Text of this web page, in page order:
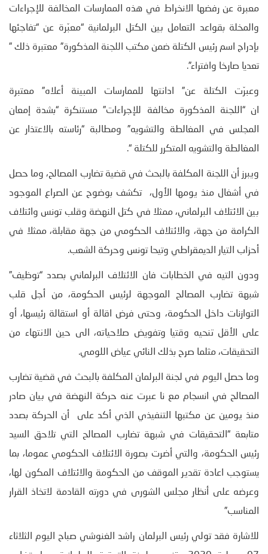
معبرة عن رفضها الانخراط في هذه الممارسات المخالفة للإجراءات
والمخلة بقواعد التعامل بين الكتل البرلمانية “معبّرة عن “تفاجئها
بإدراج اسم رئيس الكتلة ضمن مكتب اللجنة المذكورة” معتبرة ذلك ”
تعديا صارخا وافتراء”.
وعبرّت الكتلة عن” ادانتها للممارسات المبينة أعلاه” معتبرة
ان “اللجنة المذكورة مخالفة للإجراءات” مستنكرة “بشدة إمعان
المجلس في المغالطة والتشويه” ومطالبة “رئاسته بالاعتذار عن
المغالطة والتشويه المتكرر للكتلة “.
ويبرز أن اللجنة المكلفة بالبحث في قضية تضارب المصالح، وما حصل
في أشغال منذ يومها الأول، تكشف بوضوح عن الصراع الموجود
بين الائتلاف البرلماني، ممثلا في كتل النهضة وقلب تونس وائتلاف
الكرامة من جهة، والائتلاف الحكومي من جهة مقابلة، ممثلا في
أحزاب التيار الديمقراطي وتيحا تونس وحركة الشعب.
ودون التيه في الخطابات فان الائتلاف البرلماني بصدد “توظيف”
شبهة تضارب المصالح الموجهة لرئيس الحكومة، من أجل قلب
التوازنات داخل الحكومة، وحتى فرض اقالة أو استقالة رئيسها، أو
على الأقل تنحيه وقتيا وتفويض صلاحياته، الى حين الانتهاء من
التحقيقات، مثلما صرح بذلك النائي عياض اللومي.
وما حصل اليوم في لجنة البرلمان المكلفة بالبحث في قضية تضارب
المصالح في انسجام مع نا عبرت عنه حركة النهضة في بيان صادر
منذ يومين عن مكتبها التنفيذي الذي أكد على أن الحركة بصدد
متابعة “التحقيقات في شبهة تضارب المصالح التي تلاحق السيد
رئيس الحكومة، والتي أضرت بصورة الائتلاف الحكومي عموما، بما
يستوجب اعادة تقدير الموقف من الحكومة والائتلاف المكون لها،
وعرضه على أنظار مجلس الشورى في دورته القادمة لاتخاذ القرار
المناسب”
للاشارة فقد تولي رئيس البرلمان راشد الغنوشي صباح اليوم الثلاثاء